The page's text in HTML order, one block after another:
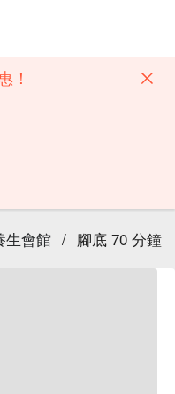
！
生會館 / 腳底 70 分鐘